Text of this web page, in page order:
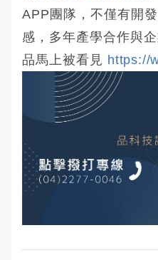
APP團隊，不僅有開
感，多年產學合作與
品馬上被看見 https://